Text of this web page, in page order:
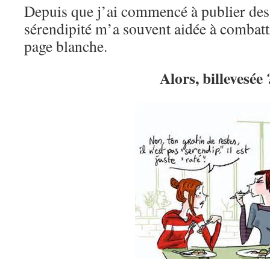
Depuis que j’ai commencé à publier
sérendipité m’a souvent aidée à
page blanche.
Alors, billevesée